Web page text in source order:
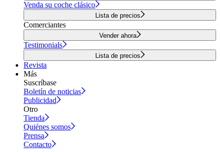
Venda su coche clásico
Lista de precios
Comerciantes
Vender ahora
Testimonials
Lista de precios
Revista
Más
Suscríbase
Boletín de noticias
Publicidad
Otro
Tienda
Quiénes somos
Prensa
Contacto